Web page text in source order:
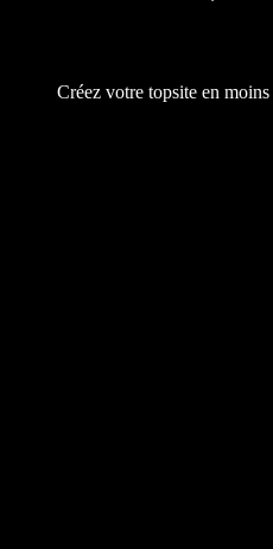
Créez votre topsite en